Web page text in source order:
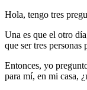
Hola, tengo tres
Una es que el otro
que ser tres personas
Entonces, yo
para mí, en mi casa,